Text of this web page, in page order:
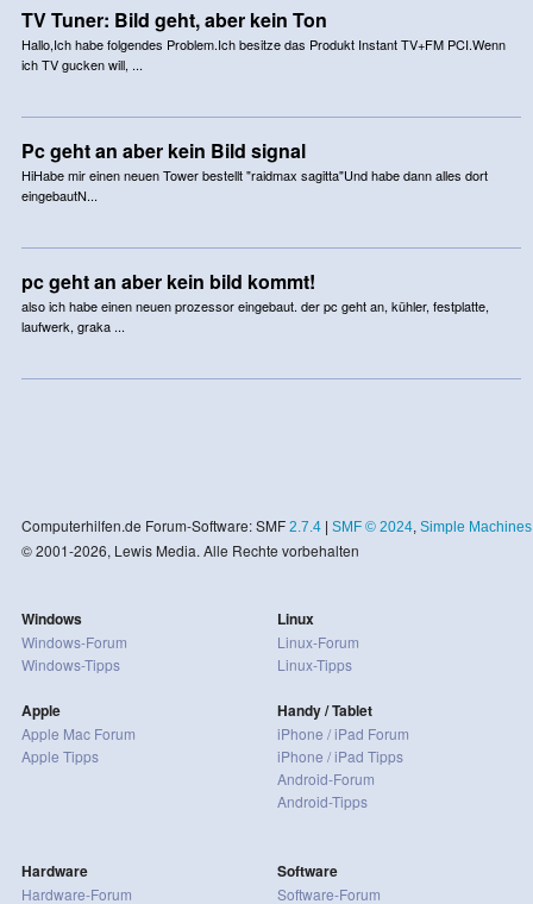
TV Tuner: Bild geht, aber kein Ton
Hallo,Ich habe folgendes Problem.Ich besitze das Produkt Instant TV+FM PCI.Wenn
ich TV gucken will, ...
Pc geht an aber kein Bild signal
HiHabe mir einen neuen Tower bestellt "raidmax sagitta"Und habe dann alles dort
eingebautN...
pc geht an aber kein bild kommt!
also ich habe einen neuen prozessor eingebaut. der pc geht an, kühler, festplatte,
laufwerk, graka ...
Computerhilfen.de Forum-Software: SMF 2.7.4| SMF © 2024, Simple Machines
© 2001-2026, Lewis Media. Alle Rechte vorbehalten
Windows
Windows-Forum
Windows-Tipps
Apple
Apple Mac Forum
Apple Tipps
Linux
Linux-Forum
Linux-Tipps
Handy / Tablet
iPhone / iPad Forum
iPhone / iPad Tipps
Android-Forum
Android-Tipps
Hardware
Hardware-Forum
Software
Software-Forum